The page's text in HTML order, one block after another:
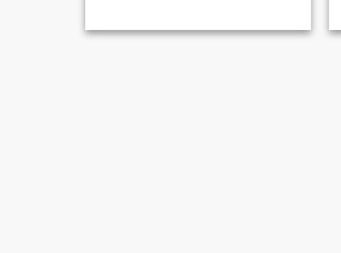
ich mag es wirklich, wenn